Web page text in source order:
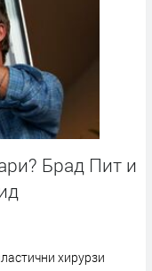
Брад Пит и
хирурзи